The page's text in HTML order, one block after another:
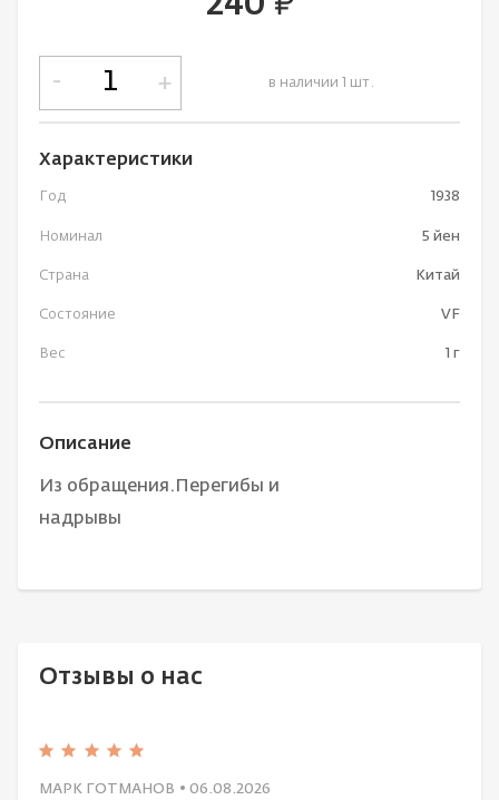
руб.
в наличии 1 шт.
- +
Характеристики
Год 1938
Номинал 5 йен
Страна Китай
Состояние VF
Вес 1 г
Описание
Из обращения.Перегибы и
надрывы
Отзывы о нас
МАРК ГОТМАНОВ • 06.08.2026